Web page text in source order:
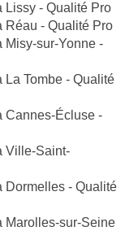
Lissy - Qualité Pro
Réau - Qualité Pro
Misy-sur-Yonne -
La Tombe - Qualité
Cannes-Écluse -
Ville-Saint-
Dormelles - Qualité
Marolles-sur-Seine